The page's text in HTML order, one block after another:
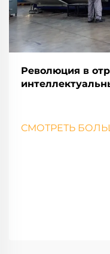
Революция в
СМОТРЕТЬ